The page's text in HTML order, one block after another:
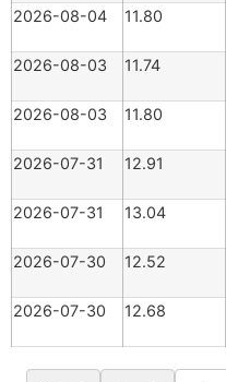
2026-08-04
11.80
2026-08-03
11.74
2026-08-03
11.80
2026-07-31
12.91
2026-07-31
13.04
2026-07-30
12.52
2026-07-30
12.68